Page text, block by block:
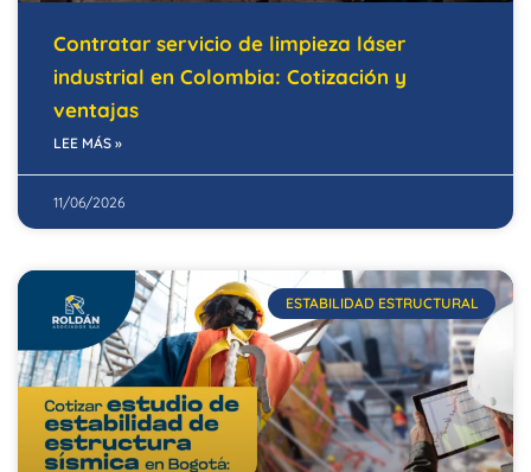
Contratar servicio de limpieza láser
industrial en Colombia: Cotización y
ventajas
LEE MÁS »
11/06/2026
ESTABILIDAD ESTRUCTURAL